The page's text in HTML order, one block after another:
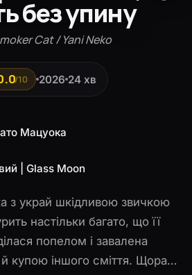
без упину
Cat / Yani Neko
/10 2026 24 хв
Мацуока
| Glass Moon
з украй шкідливою звичкою
настільки багато, що її
попелом і завалена
купою іншого сміття. Щоразу,